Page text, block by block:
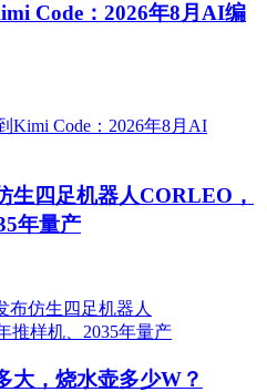
Code：2026年8月AI编
生四足机器人CORLEO，
年量产
大，烧水壶多少W？